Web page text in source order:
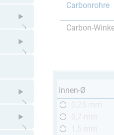
Untermenü öffnen
Untermenü öffnen
Carbonrohre
Carbon-
Innen-Ø